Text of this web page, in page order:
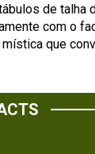
de talha
com o
que